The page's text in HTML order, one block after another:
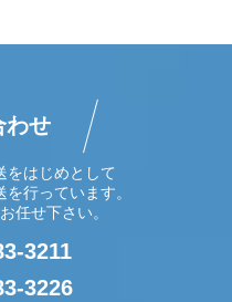
わせ
をはじめとして
行っています。
任せ下さい。
3211
3226